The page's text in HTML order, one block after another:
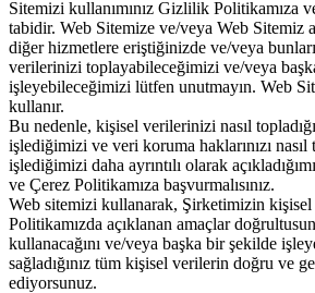
Sitemizi kullanımınız Gizlilik Politikamıza
tabidir. Web Sitemize ve/veya Web Sitemiz
diğer hizmetlere eriştiğinizde ve/veya
verilerinizi toplayabileceğimizi ve/veya
işleyebileceğimizi lütfen unutmayın. Web
kullanır.
Bu nedenle, kişisel verilerinizi nasıl
işlediğimizi ve veri koruma haklarınızı nasıl
işlediğimizi daha ayrıntılı olarak
ve Çerez Politikamıza başvurmalısınız.
Web sitemizi kullanarak, Şirketimizin
Politikamızda açıklanan amaçlar
kullanacağını ve/veya başka bir şekilde
sağladığınız tüm kişisel verilerin doğru ve
ediyorsunuz.